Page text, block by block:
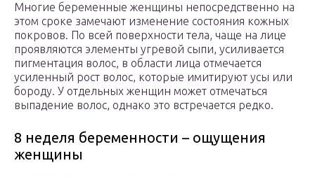
Многие беременные женщины непосредственно на
этом сроке замечают изменение состояния кожных
покровов. По всей поверхности тела, чаще на лице
проявляются элементы угревой сыпи, усиливается
пигментация волос, в области лица отмечается
усиленный рост волос, которые имитируют усы или
бороду. У отдельных женщин может отмечаться
выпадение волос, однако это встречается редко.
8 неделя беременности – ощущения
женщины